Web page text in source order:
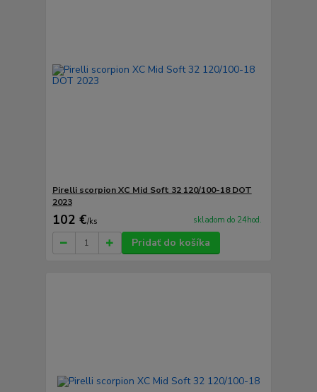
Pirelli scorpion XC Mid Soft 32 120/100-18 DOT
2023
102 €/ks skladom do 24hod.
Pridať do košíka